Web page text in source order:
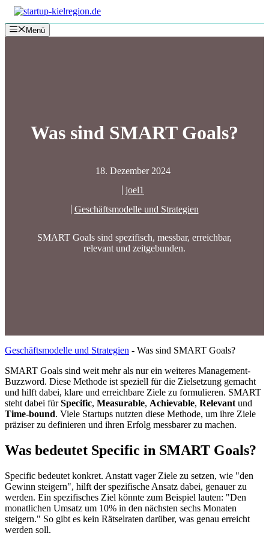
Zum
Inhalt
springenMenü
Was sind SMART Goals?
18. Dezember 2024
joel1
Geschäftsmodelle und Strategien
SMART Goals sind spezifisch, messbar, erreichbar,
relevant und zeitgebunden.
Geschäftsmodelle und Strategien - Was sind SMART Goals?
SMART Goals sind weit mehr als nur ein weiteres Management-
Buzzword. Diese Methode ist speziell für die Zielsetzung gemacht
und hilft dabei, klare und erreichbare Ziele zu formulieren. SMART
steht dabei fürSpecific, Measurable, Achievable, Relevant und
Time-bound. Viele Startups nutzten diese Methode, um ihre Ziele
präziser zu definieren und ihren Erfolg messbarer zu machen.
Was bedeutet Specific in SMART Goals?
Specific bedeutet konkret. Anstatt vager Ziele zu setzen, wie "den
Gewinn steigern", hilft der spezifische Ansatz dabei, genauer zu
werden. Ein spezifisches Ziel könnte zum Beispiel lauten: "Den
monatlichen Umsatz um 10% in den nächsten sechs Monaten
steigern." So gibt es kein Rätselraten darüber, was genau erreicht
werden soll.